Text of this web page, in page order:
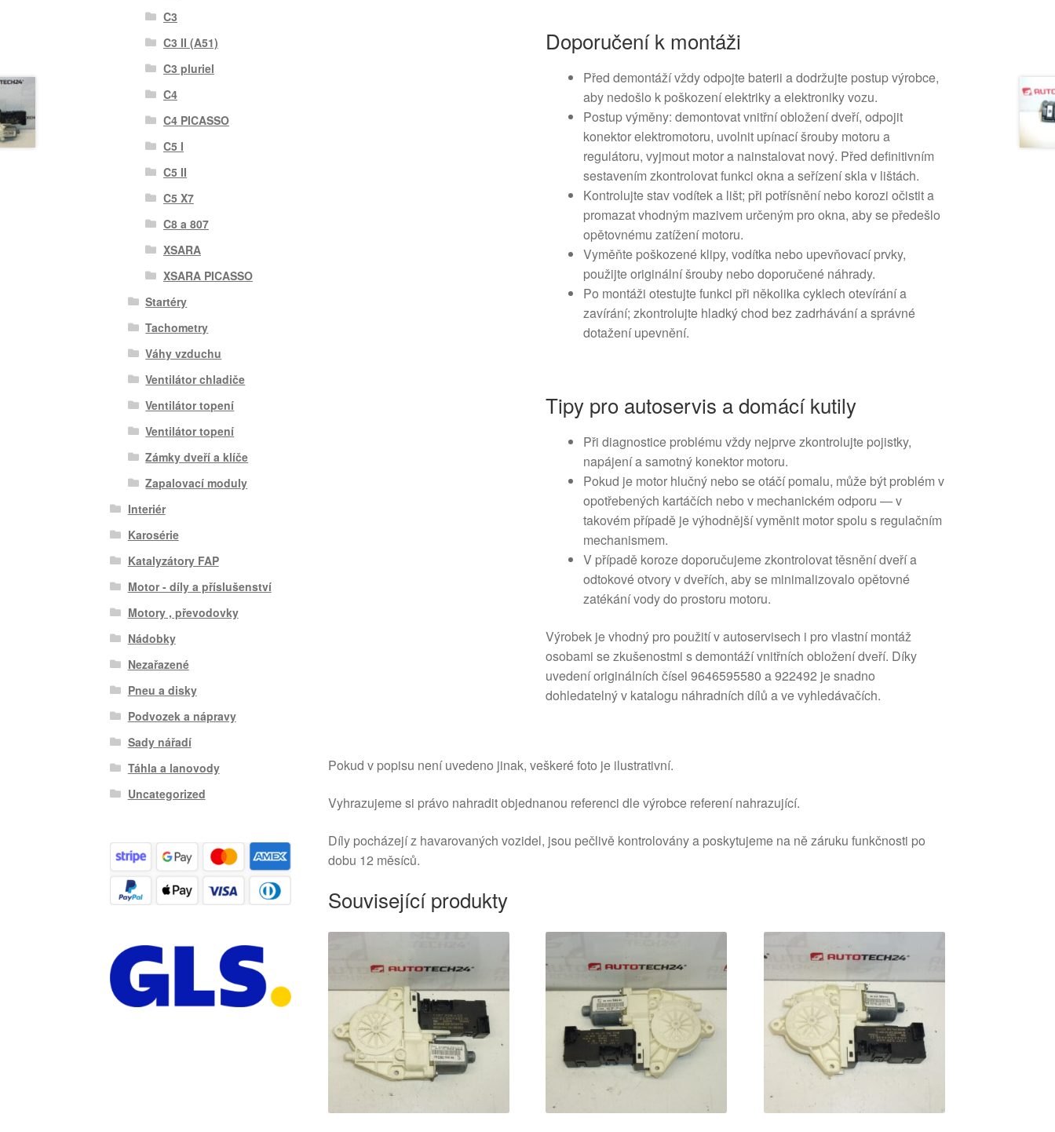
Doporučení k montáži
Před demontáží vždy odpojte baterii a dodržujte postup výrobce,
aby nedošlo k poškození elektriky a elektroniky vozu.
Postup výměny: demontovat vnitřní obložení dveří, odpojit
konektor elektromotoru, uvolnit upínací šrouby motoru a
regulátoru, vyjmout motor a nainstalovat nový. Před definitivním
sestavením zkontrolovat funkci okna a seřízení skla v lištách.
Kontrolujte stav vodítek a lišt; při potřísnění nebo korozi očistit a
promazat vhodným mazivem určeným pro okna, aby se předešlo
opětovnému zatížení motoru.
Vyměňte poškozené klipy, vodítka nebo upevňovací prvky,
použijte originální šrouby nebo doporučené náhrady.
Po montáži otestujte funkci při několika cyklech otevírání a
zavírání; zkontrolujte hladký chod bez zadrhávání a správné
dotažení upevnění.
Tipy pro autoservis a domácí kutily
Při diagnostice problému vždy nejprve zkontrolujte pojistky,
napájení a samotný konektor motoru.
Pokud je motor hlučný nebo se otáčí pomalu, může být problém v
opotřebených kartáčích nebo v mechanickém odporu — v
takovém případě je výhodnější vyměnit motor spolu s regulačním
mechanismem.
V případě koroze doporučujeme zkontrolovat těsnění dveří a
odtokové otvory v dveřích, aby se minimalizovalo opětovné
zatékání vody do prostoru motoru.
Výrobek je vhodný pro použití v autoservisech i pro vlastní montáž
osobami se zkušenostmi s demontáží vnitřních obložení dveří. Díky
uvedení originálních čísel 9646595580 a 922492 je snadno
dohledatelný v katalogu náhradních dílů a ve vyhledávačích.
Pokud v popisu není uvedeno jinak, veškeré foto je ilustrativní.
Vyhrazujeme si právo nahradit objednanou referenci dle výrobce referení nahrazující.
Díly pocházejí z havarovaných vozidel, jsou pečlivě kontrolovány a poskytujeme na ně záruku funkčnosti po
dobu 12 měsíců.
Související produkty
C3
C3 II (A51)
C3 pluriel
C4
C4 PICASSO
C5 I
C5 II
C5 X7
C8 a 807
XSARA
XSARA PICASSO
Startéry
Tachometry
Váhy vzduchu
Ventilátor chladiče
Ventilátor topení
Ventilátor topení
Zámky dveří a klíče
Zapalovací moduly
Interiér
Karosérie
Katalyzátory FAP
Motor - díly a příslušenství
Motory , převodovky
Nádobky
Nezařazené
Pneu a disky
Podvozek a nápravy
Sady nářadí
Táhla a lanovody
Uncategorized